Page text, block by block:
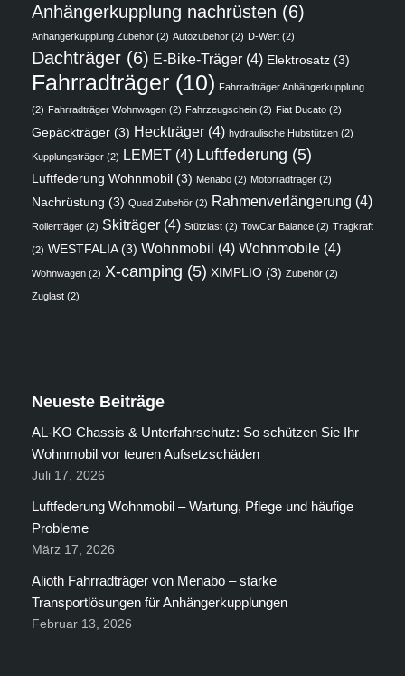
Anhängerkupplung nachrüsten (6)
Anhängerkupplung Zubehör (2) Autozubehör (2) D-Wert (2)
Dachträger (6) E-Bike-Träger (4) Elektrosatz (3)
Fahrradträger (10) Fahrradträger Anhängerkupplung
(2) Fahrradträger Wohnwagen (2) Fahrzeugschein (2) Fiat Ducato (2)
Gepäckträger (3) Heckträger (4) hydraulische Hubstützen (2)
Kupplungsträger (2) LEMET (4) Luftfederung (5)
Luftfederung Wohnmobil (3) Menabo (2) Motorradträger (2)
Nachrüstung (3) Quad Zubehör (2) Rahmenverlängerung (4)
Rollerträger (2) Skiträger (4) Stützlast (2) TowCar Balance (2) Tragkraft
(2) WESTFALIA(3) Wohnmobil (4) Wohnmobile (4)
Wohnwagen (2) X-camping (5) XIMPLIO (3) Zubehör (2)
Zuglast (2)
Neueste Beiträge
AL-KO Chassis & Unterfahrschutz: So schützen Sie Ihr
Wohnmobil vor teuren Aufsetzschäden
Juli 17, 2026
Luftfederung Wohnmobil – Wartung, Pflege und häufige
Probleme
März 17, 2026
Alioth Fahrradträger von Menabo – starke
Transportlösungen für Anhängerkupplungen
Februar 13, 2026